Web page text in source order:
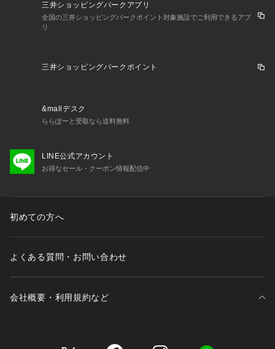
三井ショッピングパークアプリ
全国の三井ショッピングパークポイント対象施設でご利用できるアプ
リ
三井ショッピングパークポイント
&mallデスク
ららぽーと受取なら送料無料
LINE公式アカウント
お得なセール・クーポン情報配信中
初めての方へ
よくある質問・お問い合わせ
会社概要・利用規約など